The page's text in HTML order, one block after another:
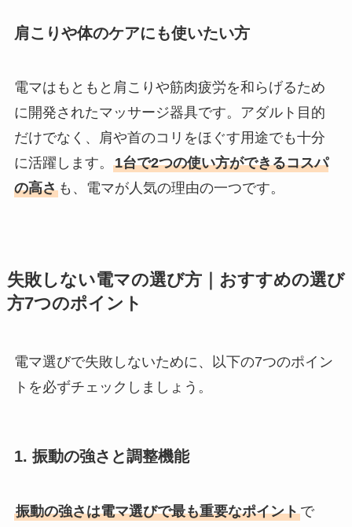
肩こりや体のケアにも使いたい方
電マはもともと肩こりや筋肉疲労を和らげるため
に開発されたマッサージ器具です。アダルト目的
だけでなく、肩や首のコリをほぐす用途でも十分
に活躍します。 1台で2つの使い方ができるコスパ
の高さも、電マが人気の理由の一つです。
失敗しない電マの選び方｜おすすめの選び
方7つのポイント
電マ選びで失敗しないために、以下の7つのポイン
トを必ずチェックしましょう。
1. 振動の強さと調整機能
振動の強さは電マ選びで最も重要なポイントで